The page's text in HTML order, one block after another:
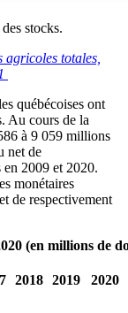
stocks.
agricoles totales,
québécoises ont
Au cours de la
à 9 059 millions
net de
2009 et 2020.
monétaires
de respectivement
(en millions de
2018 2019 2020